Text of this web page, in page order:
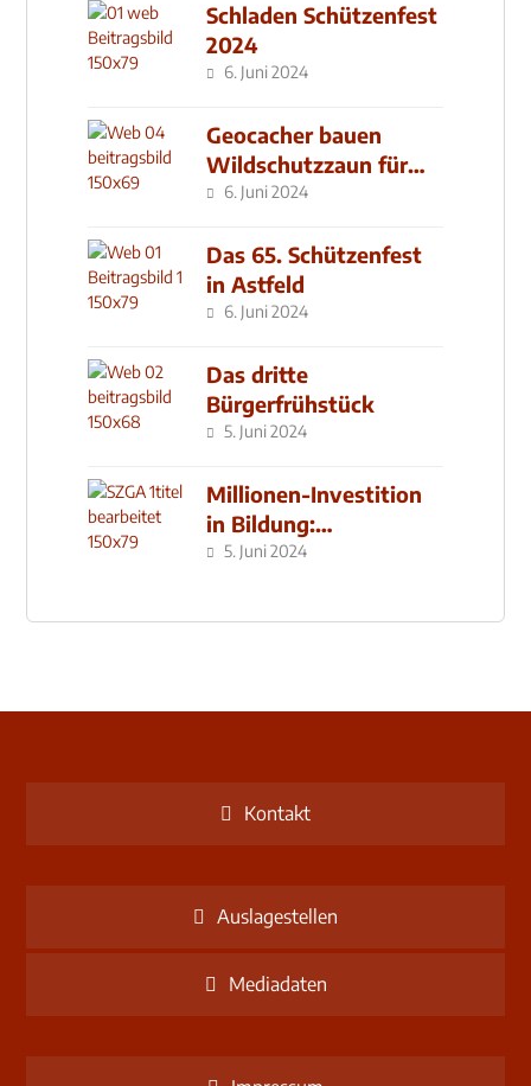
Schladen Schützenfest
2024
6. Juni 2024
Geocacher bauen
Wildschutzzaun für
den MachMit! Wald
6. Juni 2024
Das 65. Schützenfest
in Astfeld
6. Juni 2024
Das dritte
Bürgerfrühstück
5. Juni 2024
Millionen-Investition
in Bildung:
Schulzentrum-Neubau
5. Juni 2024
Kontakt
Auslagestellen
Mediadaten